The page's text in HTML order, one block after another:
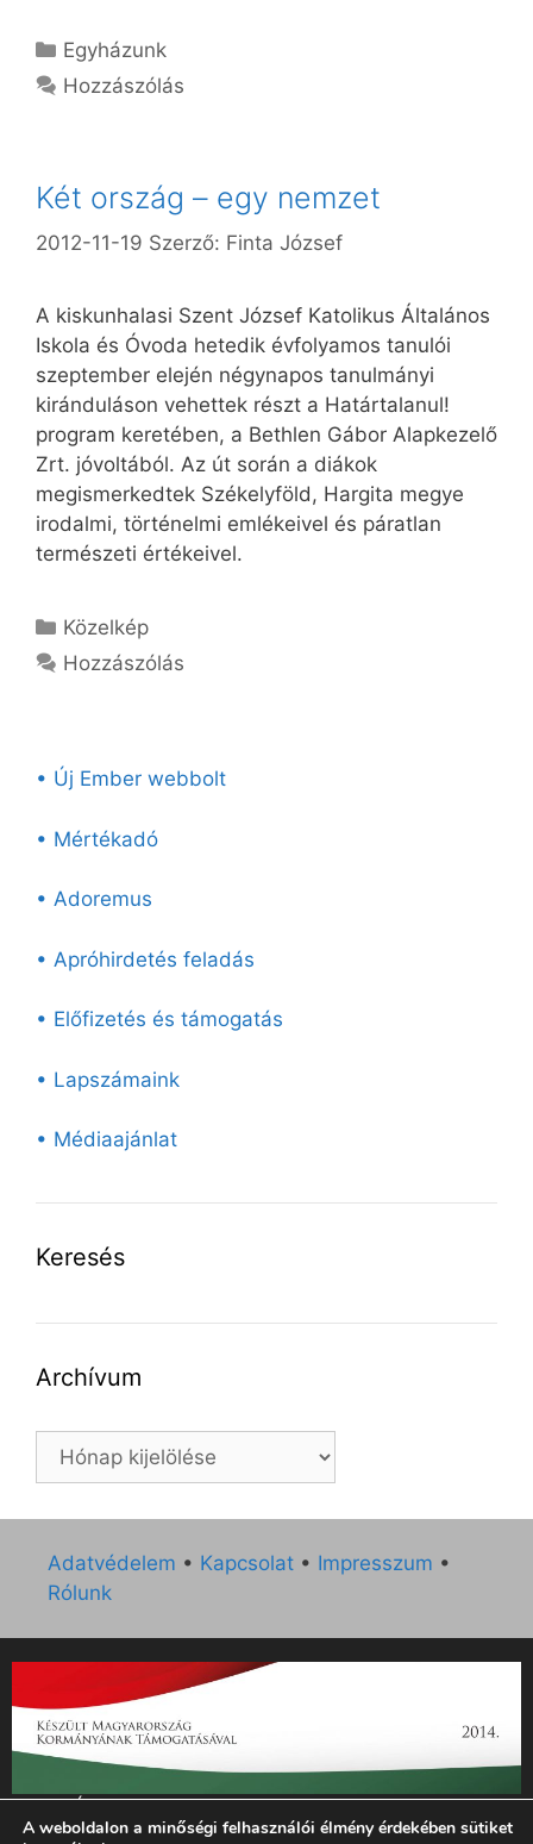
Kategória
Egyházunk
Hozzászólás
Két ország – egy nemzet
2012-11-19 Szerző: Finta József
A kiskunhalasi Szent József Katolikus Általános
Iskola és Óvoda hetedik évfolyamos tanulói
szeptember elején négynapos tanulmányi
kiránduláson vehettek részt a Határtalanul!
program keretében, a Bethlen Gábor Alapkezelő
Zrt. jóvoltából. Az út során a diákok
megismerkedtek Székelyföld, Hargita megye
irodalmi, történelmi emlékeivel és páratlan
természeti értékeivel.
Kategória
Közelkép
Hozzászólás
• Új Ember webbolt
• Mértékadó
• Adoremus
• Apróhirdetés feladás
• Előfizetés és támogatás
• Lapszámaink
• Médiaajánlat
Keresés
Archívum
Archívum
Adatvédelem • Kapcsolat • Impresszum •
Rólunk
„Az Új Ember katolikus hetilap 2014. évi működésének
támogatását az EGYH-KCP-14-P-0121 sz. támogatási
A weboldalon a minőségi felhasználói élmény érdekében sütiket